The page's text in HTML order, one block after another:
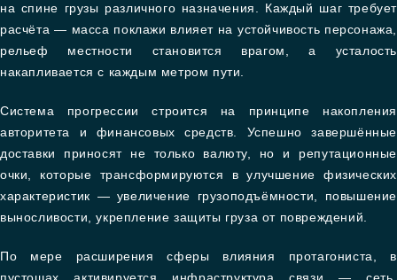
на спине грузы различного назначения. Каждый шаг требует
расчёта — масса поклажи влияет на устойчивость персонажа,
рельеф местности становится врагом, а усталость
накапливается с каждым метром пути.
Система прогрессии строится на принципе накопления
авторитета и финансовых средств. Успешно завершённые
доставки приносят не только валюту, но и репутационные
очки, которые трансформируются в улучшение физических
характеристик — увеличение грузоподъёмности, повышение
выносливости, укрепление защиты груза от повреждений.
По мере расширения сферы влияния протагониста, в